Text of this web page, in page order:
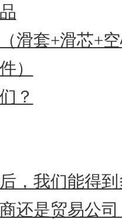
滑套+滑芯+
）
？
，我们能得
还是贸易公司